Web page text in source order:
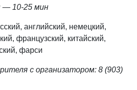
— 10-25 мин
английский, немецкий,
французский, китайский,
фарси
с организатором: 8 (903)